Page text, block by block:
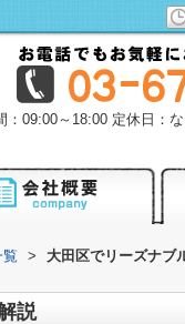
：09:00～18:00 定休日：
>
大田区でリーズナブ
説